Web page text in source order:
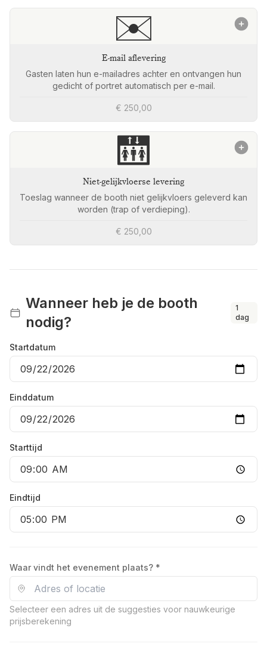
✉️
E-mail aflevering
Gasten laten hun e-mailadres achter en ontvangen hun
gedicht of portret automatisch per e-mail.
€ 250,00
🛗
Niet-gelijkvloerse levering
Toeslag wanneer de booth niet gelijkvloers geleverd kan
worden (trap of verdieping).
€ 250,00
Wanneer heb je de booth
nodig?
1
dag
Startdatum
Einddatum
Starttijd
Eindtijd
Waar vindt het evenement plaats? *
Selecteer een adres uit de suggesties voor nauwkeurige
prijsberekening